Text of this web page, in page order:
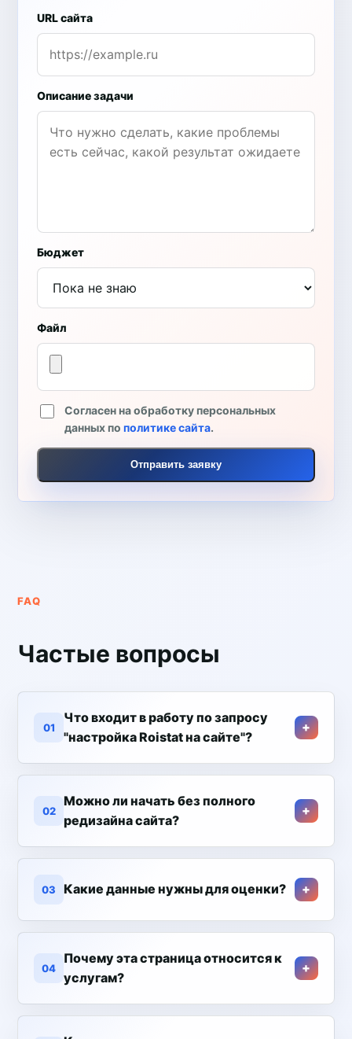
URL сайта
Описание задачи
Бюджет
Файл
Согласен на обработку персональных
данных пополитике сайта.
Отправить заявку
FAQ
Частые вопросы
01
Что входит в работу по запросу
"настройка Roistat на сайте"?
02
Можно ли начать без полного
редизайна сайта?
03 Какие данные нужны для оценки?
04
Почему эта страница относится к
услугам?